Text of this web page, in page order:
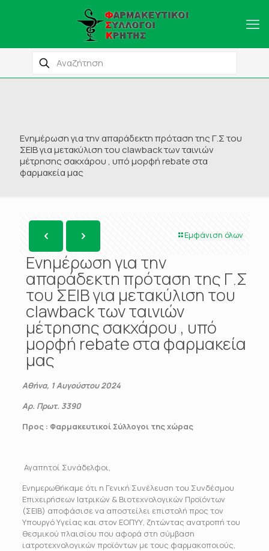
Ενημέρωση για την απαράδεκτη πρόταση της Γ.Σ του
ΣΕΙΒ για μετακύλιση του clawback των ταινιών
μέτρησης σακχάρου , υπό μορφή rebate στα
φαρμακεία μας
Εμφάνιση όλων
Ενημέρωση για την
απαράδεκτη πρόταση της Γ.Σ
του ΣΕΙΒ για μετακύλιση του
clawback των ταινιών
μέτρησης σακχάρου , υπό
μορφή rebate στα φαρμακεία
μας
Αθήνα, 1 Αυγούστου 2024
Αρ. Πρωτ. 3390
Προς: Φαρμακευτικοί Σύλλογοι της χώρας
Αγαπητοί Συνάδελφοι,
Ενημερωθήκαμε ότι η Γενική Συνέλευση του Συνδέσμου
Επιχειρήσεων Ιατρικών & Βιοτεχνολογικών Προϊόντων
(ΣΕΙΒ) αποφάσισε να αποστείλει επιστολή προς τον
Υπουργό Υγείας και στον ΕΟΠΥΥ, ζητώντας ανατροπή του
θεσμικού πλαισίου που αφορά στη σύμβαση
ιατροτεχνολογικών προϊόντων με τους φαρμακοποιούς,